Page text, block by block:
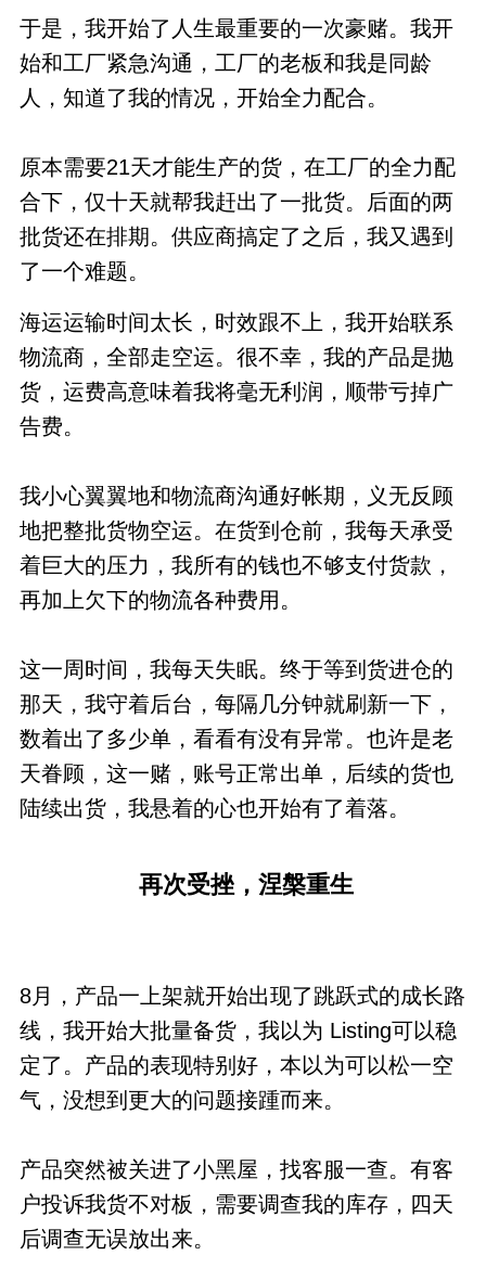
于是，我开始了人生最重要的一次豪赌。我开
始和工厂紧急沟通，工厂的老板和我是同龄
人，知道了我的情况，开始全力配合。
原本需要21天才能生产的货，在工厂的全力配
合下，仅十天就帮我赶出了一批货。后面的两
批货还在排期。供应商搞定了之后，我又遇到
了一个难题。
海运运输时间太长，时效跟不上，我开始联系
物流商，全部走空运。很不幸，我的产品是抛
货，运费高意味着我将毫无利润，顺带亏掉广
告费。
我小心翼翼地和物流商沟通好帐期，义无反顾
地把整批货物空运。在货到仓前，我每天承受
着巨大的压力，我所有的钱也不够支付货款，
再加上欠下的物流各种费用。
这一周时间，我每天失眠。终于等到货进仓的
那天，我守着后台，每隔几分钟就刷新一下，
数着出了多少单，看看有没有异常。也许是老
天眷顾，这一赌，账号正常出单，后续的货也
陆续出货，我悬着的心也开始有了着落。
再次受挫，涅槃重生
8月，产品一上架就开始出现了跳跃式的成长路
线，我开始大批量备货，我以为 Listing可以稳
定了。产品的表现特别好，本以为可以松一空
气，没想到更大的问题接踵而来。
产品突然被关进了小黑屋，找客服一查。有客
户投诉我货不对板，需要调查我的库存，四天
后调查无误放出来。